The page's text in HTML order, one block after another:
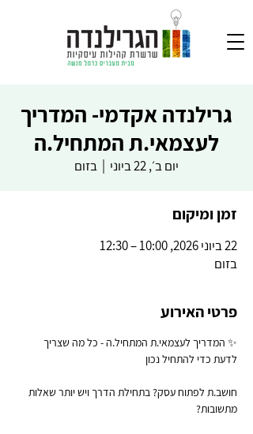
גרילנדה אקדמי- המדריך
לעצמאי.ת המתחיל.ה
יום ב׳, 22 ביוני בזום
זמן ומיקום
22 ביוני 2026, 10:00 – 12:30
בזום
פרטי האירוע
✨ המדריך לעצמאי.ת המתחיל.ה - כל מה שצריך
לדעת כדי להתחיל נכון
חושב.ת לפתוח עסק? בתחילת הדרך ויש יותר שאלות
מתשובות?